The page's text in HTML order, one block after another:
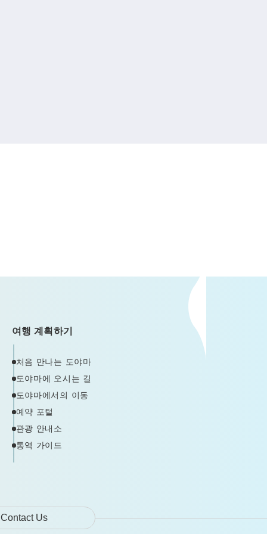
여행 계획하기
처음 만나는 도야마
도야마에 오시는 길
도야마에서의 이동
예약 포털
관광 안내소
통역 가이드
Contact Us